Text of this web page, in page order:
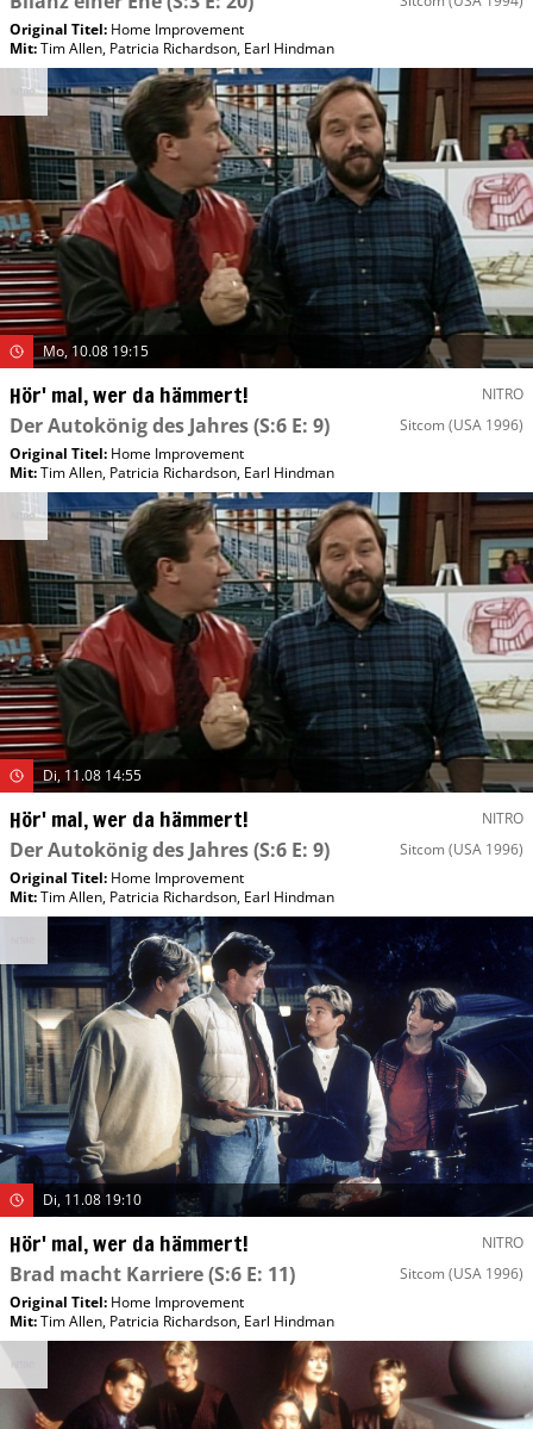
Original Titel: Home Improvement
Mit:Tim Allen, Patricia Richardson, Earl Hindman
Mo, 10.08 19:15
Hör' mal, wer da hämmert! NITRO
Der Autokönig des Jahres(S:6 E: 9) Sitcom (USA 1996)
Original Titel: Home Improvement
Mit:Tim Allen, Patricia Richardson, Earl Hindman
Di, 11.08 14:55
Hör' mal, wer da hämmert! NITRO
Der Autokönig des Jahres(S:6 E: 9) Sitcom (USA 1996)
Original Titel: Home Improvement
Mit:Tim Allen, Patricia Richardson, Earl Hindman
Di, 11.08 19:10
Hör' mal, wer da hämmert! NITRO
Brad macht Karriere(S:6 E: 11) Sitcom (USA 1996)
Original Titel: Home Improvement
Mit:Tim Allen, Patricia Richardson, Earl Hindman